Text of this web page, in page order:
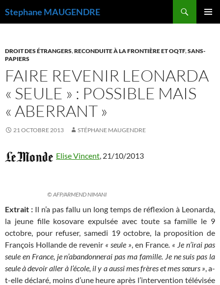
Stephane MAUGENDRE
DROIT DES ÉTRANGERS,RECONDUITE À LA FRONTIÈRE ET OQTF,SANS-
PAPIERS
FAIRE REVENIR LEONARDA
« SEULE » : POSSIBLE MAIS
« ABERRANT »
21 OCTOBRE 2013 STÉPHANE MAUGENDRE
Elise Vincent, 21/10/2013
© AFP/ARMEND NIMANI
Extrait : Il n’a pas fallu un long temps de réflexion à Leonarda,
la jeune fille kosovare expulsée avec toute sa famille le 9
octobre, pour refuser, samedi 19 octobre, la proposition de
François Hollande de revenir « seule », en France. « Je n’irai pas
seule en France, je n’abandonnerai pas ma famille. Je ne suis pas la
seule à devoir aller à l’école, il y a aussi mes frères et mes sœurs », a-
t-elle déclaré, moins d’une heure après l’intervention télévisée